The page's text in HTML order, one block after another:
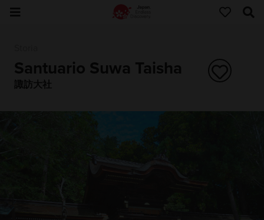
Santuario Suwa Taisha
諏訪大社